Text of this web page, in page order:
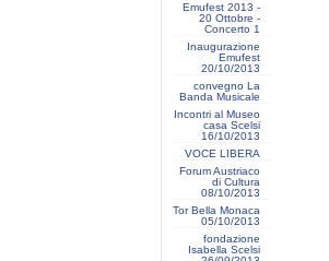
Emufest 2013 -
20 Ottobre -
Concerto 1
Inaugurazione
Emufest
20/10/2013
convegno La
Banda Musicale
Incontri al Museo
casa Scelsi
16/10/2013
VOCE LIBERA
Forum Austriaco
di Cultura
08/10/2013
Tor Bella Monaca
05/10/2013
fondazione
Isabella Scelsi